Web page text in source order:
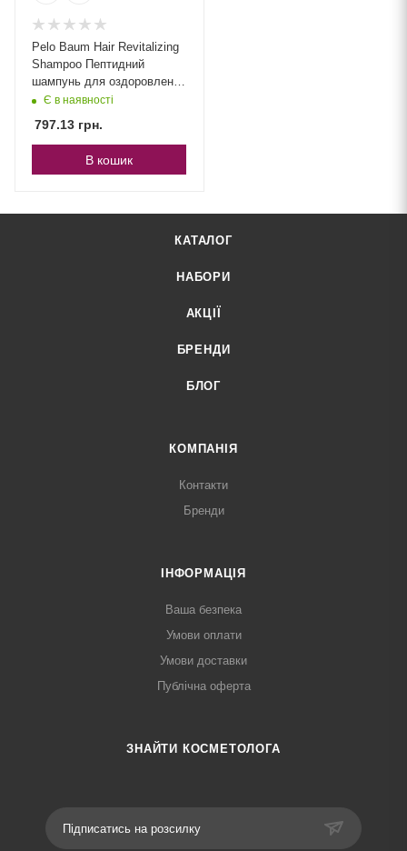
Pelo Baum Hair Revitalizing
Shampoo Пептидний
шампунь для оздоровлення
шкіри голови та росту
Є в наявності
797.13 грн.
В кошик
КАТАЛОГ
НАБОРИ
АКЦІЇ
БРЕНДИ
БЛОГ
КОМПАНІЯ
Контакти
Бренди
ІНФОРМАЦІЯ
Ваша безпека
Умови оплати
Умови доставки
Публічна оферта
ЗНАЙТИ КОСМЕТОЛОГА
Підписатись на розсилку